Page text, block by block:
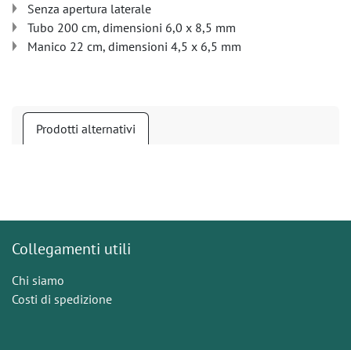
Senza apertura laterale
Tubo 200 cm, dimensioni 6,0 x 8,5 mm
Manico 22 cm, dimensioni 4,5 x 6,5 mm
Prodotti alternativi
Collegamenti utili
Chi siamo
Costi di spedizione